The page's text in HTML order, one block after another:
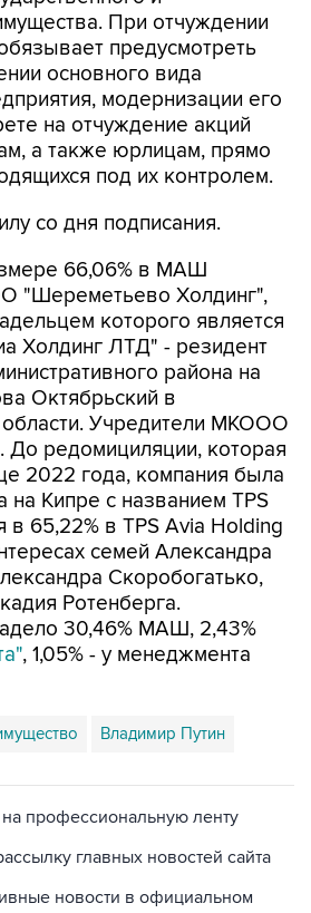
на официальном
информации. В
правительство должно
использовании в
специального права на
этим акционерным
акции")" по закону о
и
При отчуждении
предусмотреть
основного вида
модернизации его
на отчуждение акций
а также юрлицам, прямо
под их контролем.
со дня подписания.
66,06% в МАШ
"Шереметьево Холдинг",
которого является
ЛТД" - резидент
района на
Октябрьский в
Учредители МКООО
редомициляции, которая
2022 года, компания была
в 65,22% в TPS Avia Holding
Скоробогатько,
Ротенберга.
30,46% МАШ, 2,43%
, 1,05% - у менеджмента